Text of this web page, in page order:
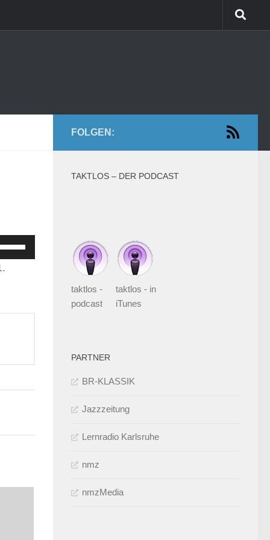
Runter
FOLGEN:
TAKTLOS – DER PODCAST
taktlos -
podcast
taktlos - in
iTunes
PARTNER
BR-KLASSIK
Jazzzeitung
Lernradio Karlsruhe
nmz
nmzMedia